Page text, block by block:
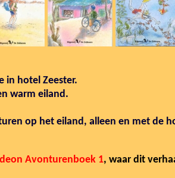
in hotel Zeester.
warm eiland.
op het eiland, alleen en met de
Avonturenboek 1, waar dit